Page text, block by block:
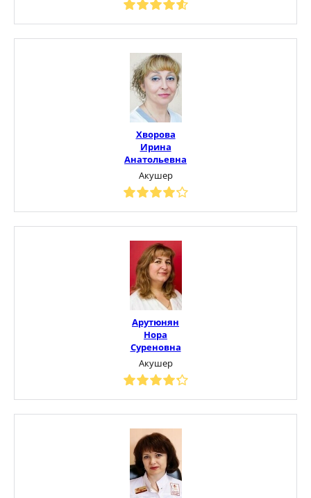
Хворова
Ирина
Анатольевна
Акушер
Арутюнян
Нора
Суреновна
Акушер